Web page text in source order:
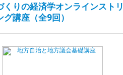
くりの経済学オンラインストリ
グ講座（全9回）